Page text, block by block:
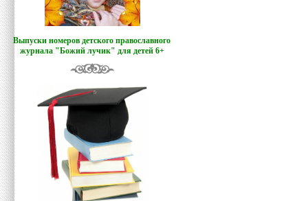
Выпуски номеров детского православного
журнала "Божий лучик" для детей 6+